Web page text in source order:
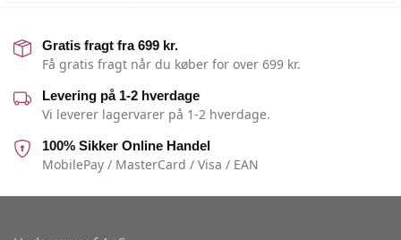
Gratis fragt fra 699 kr.
Få gratis fragt når du køber for over 699 kr.
Levering på 1-2 hverdage
Vi leverer lagervarer på 1-2 hverdage.
100% Sikker Online Handel
MobilePay / MasterCard / Visa / EAN